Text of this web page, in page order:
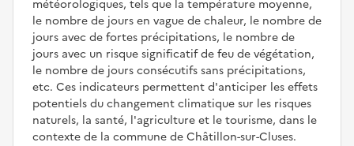
météorologiques, tels que la température moyenne,
le nombre de jours en vague de chaleur, le nombre de
jours avec de fortes précipitations, le nombre de
jours avec un risque significatif de feu de végétation,
le nombre de jours consécutifs sans précipitations,
etc. Ces indicateurs permettent d'anticiper les effets
potentiels du changement climatique sur les risques
naturels, la santé, l'agriculture et le tourisme, dans le
contexte de la commune de Châtillon-sur-Cluses.